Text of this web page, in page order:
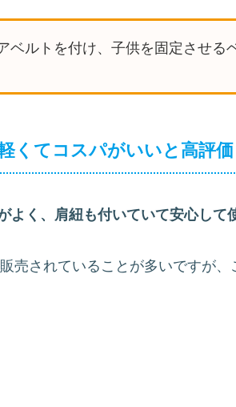
ベルトを付け、子供を固定させる
くてコスパがいいと高評価
よく、肩紐も付いていて安心して
売されていることが多いですが、